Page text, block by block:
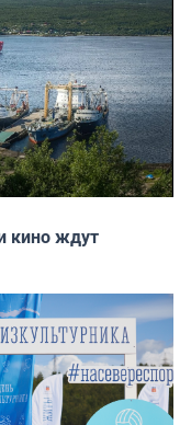
кино ждут